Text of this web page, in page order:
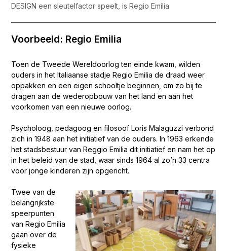
DESIGN een sleutelfactor speelt, is Regio Emilia.
Voorbeeld: Regio Emilia
Toen de Tweede Wereldoorlog ten einde kwam, wilden
ouders in het Italiaanse stadje Regio Emilia de draad weer
oppakken en een eigen schooltje beginnen, om zo bij te
dragen aan de wederopbouw van het land en aan het
voorkomen van een nieuwe oorlog.
Psycholoog, pedagoog en filosoof Loris Malaguzzi verbond
zich in 1948 aan het initiatief van de ouders. In 1963 erkende
het stadsbestuur van Reggio Emilia dit initiatief en nam het op
in het beleid van de stad, waar sinds 1964 al zo’n 33 centra
voor jonge kinderen zijn opgericht.
Twee van de
belangrijkste
speerpunten
van Regio Emilia
gaan over de
fysieke